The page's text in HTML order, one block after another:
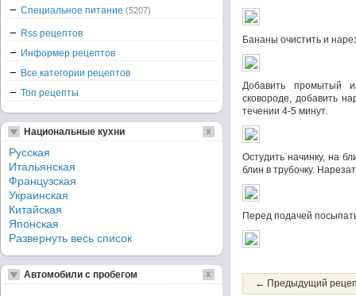
Бананы очистить и
Добавить промытый
сковороде, добавить
течении 4-5 минут.
Остудить начинку, на
блин в трубочку.
Перед подачей
← Предыдущий
Специальное питание (5207)
Rss рецептов
Информер рецептов
Все категории рецептов
Топ рецепты
Национальные кухни
Русская
Итальянская
Французская
Украинская
Китайская
Японская
Развернуть весь список
Автомобили с пробегом